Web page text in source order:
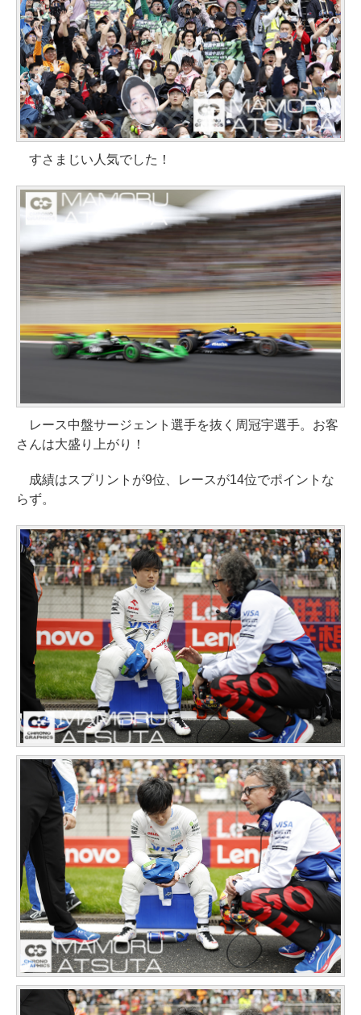
すさまじい人気でした！
レース中盤サージェント選手を抜く周冠宇選手。お客
さんは大盛り上がり！
成績はスプリントが9位、レースが14位でポイントな
らず。